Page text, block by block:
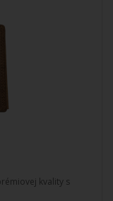
kvality s